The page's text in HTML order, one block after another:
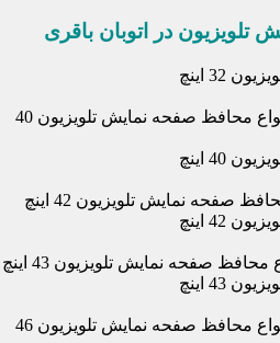
در اتوبان باقری
اینچ
قیمت و خرید اینترنتی انواع محافظ صفحه نمایش تلویزیون 40
اینچ
صفحه نمایش تلویزیون 42 اینچ
اینچ
صفحه نمایش تلویزیون 43 اینچ
اینچ
قیمت و خرید اینترنتی انواع محافظ صفحه نمایش تلویزیون 46